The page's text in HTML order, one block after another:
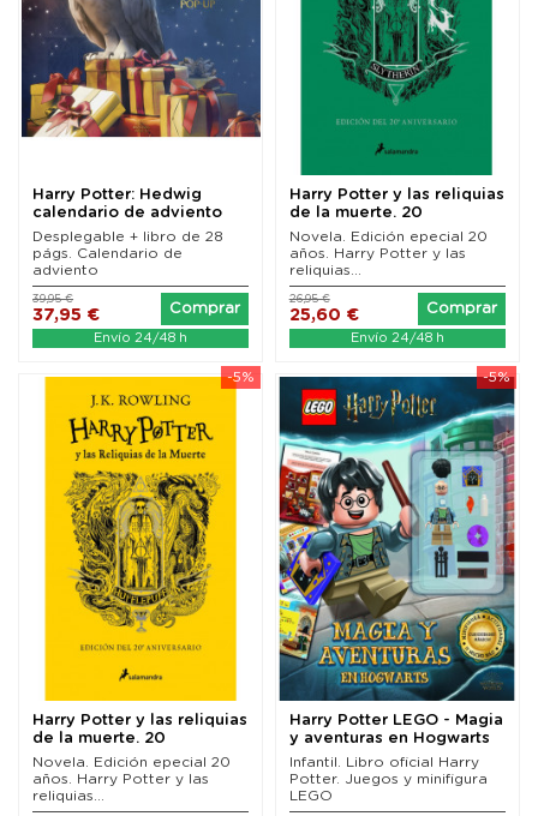
Harry Potter: Hedwig
calendario de adviento
Pop-Up
Desplegable + libro de 28
págs. Calendario de
adviento
37,95 €
39,95 €
Comprar
Envío 24/48 h
Harry Potter y las reliquias
de la muerte. 20
aniversario...
Novela. Edición epecial 20
años. Harry Potter y las
reliquias...
25,60 €
26,95 €
Comprar
Envío 24/48 h
-5%
Harry Potter y las reliquias
de la muerte. 20
aniversario...
Novela. Edición epecial 20
años. Harry Potter y las
reliquias...
-5%
Harry Potter LEGO - Magia
y aventuras en Hogwarts
Infantil. Libro oficial Harry
Potter. Juegos y minifigura
LEGO